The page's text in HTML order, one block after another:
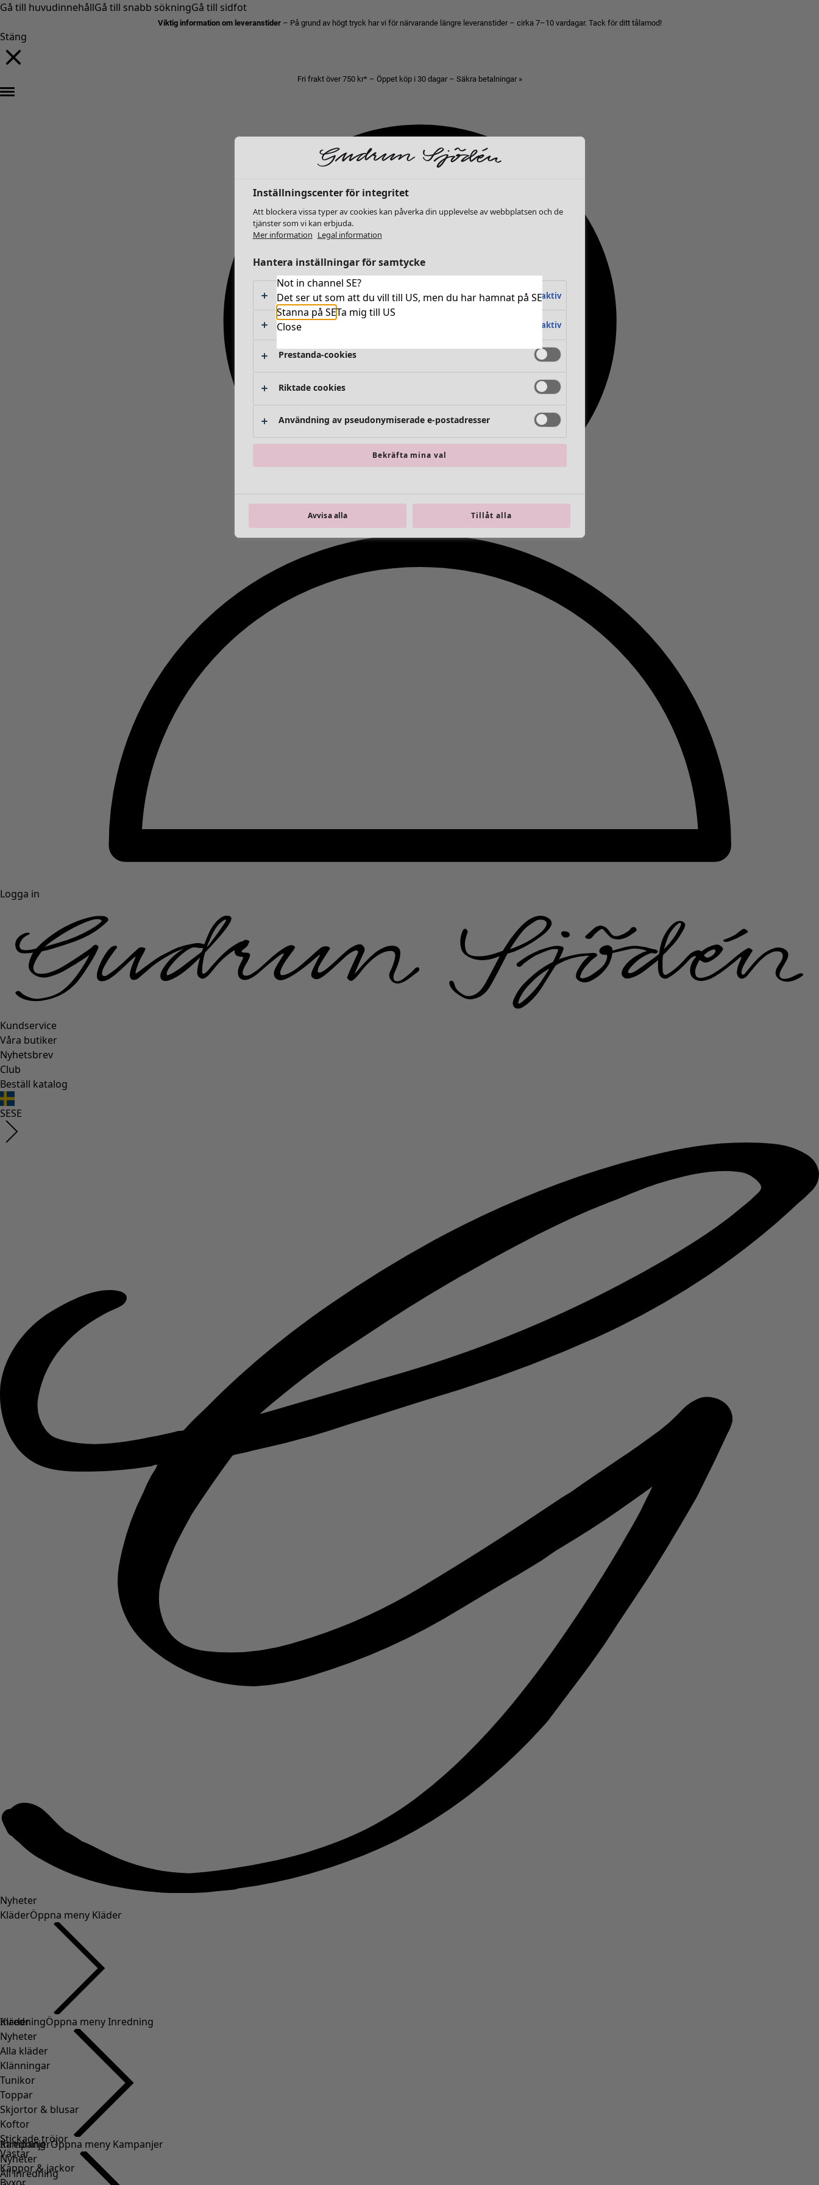
Gå till huvudinnehållGå till snabb sökningGå till sidfot
Viktig information om leveranstider – På grund av högt tryck har vi för närvarande längre leveranstider – cirka 7–10 vardagar. Tack för ditt tålamod!
Stäng
Fri frakt över 750 kr* – Öppet köp i 30 dagar – Säkra betalningar »
Logga in
Kundservice
Våra butiker
Nyhetsbrev
Club
Beställ katalog
SESE
Nyheter
KläderÖppna meny Kläder
Kläder
Nyheter
Alla kläder
Klänningar
Tunikor
Toppar
Skjortor & blusar
Koftor
Stickade tröjor
Västar
Kappor & jackor
InredningÖppna meny Inredning
Inredning
Nyheter
All inredning
KampanjerÖppna meny Kampanjer
Not in channel SE?
Det ser ut som att du vill till US, men du har hamnat på SE
Stanna på SETa mig till US
Close
Inställningscenter för integritet
Att blockera vissa typer av cookies kan påverka din upplevelse av webbplatsen och de
tjänster som vi kan erbjuda.
Mer information Legal information
Hantera inställningar för samtycke
Absolut nödvändiga cookies Alltid aktiv
Funktionella cookies Alltid aktiv
Prestanda-cookies
Riktade cookies
Användning av pseudonymiserade e-postadresser
Bekräfta mina val
Avvisa alla Tillåt alla